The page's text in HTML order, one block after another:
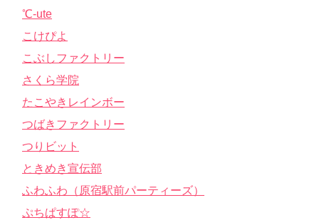
℃-ute
こけぴよ
こぶしファクトリー
さくら学院
たこやきレインボー
つばきファクトリー
つりビット
ときめき宣伝部
ふわふわ（原宿駅前パーティーズ）
ぷちぱすぽ☆